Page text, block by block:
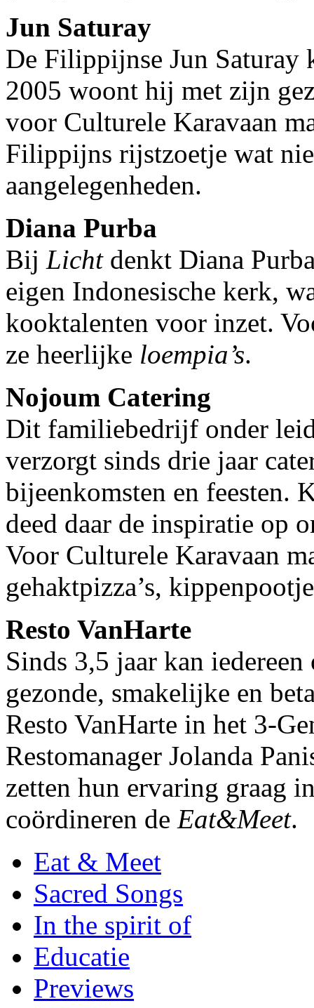
Jun Saturay
De Filippijnse Jun Saturay
2005 woont hij met zijn
voor Culturele Karavaan
Filippijns rijstzoetje wat
aangelegenheden.
Diana Purba
Bij Lichtdenkt Diana
eigen Indonesische kerk,
kooktalenten voor inzet.
ze heerlijke loempia’s.
Nojoum Catering
Dit familiebedrijf onder
verzorgt sinds drie jaar
bijeenkomsten en feesten.
deed daar de inspiratie op
Voor Culturele Karavaan
gehaktpizza’s,
Resto VanHarte
Sinds 3,5 jaar kan
gezonde, smakelijke en
Resto VanHarte in het 3-
Restomanager Jolanda
zetten hun ervaring graag
coördineren de Eat&Meet
Eat & Meet
Sacred Songs
In the spirit of
Educatie
Previews